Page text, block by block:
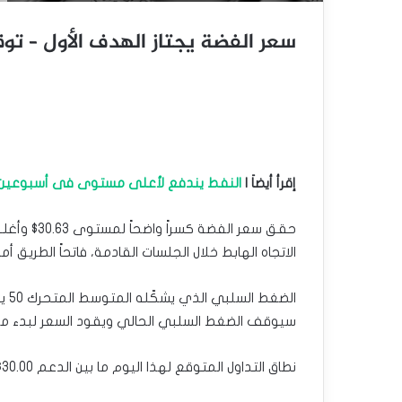
سعر الفضة يجتاز الهدف الأول – توقعات
إقرأ أيضاَ | النفط يندفع لأعلى مستوى فى
حقق سعر
الاتجاه الهابط خلال الجلسات القادمة، فاتحاً الطريق أمام زيارة مستوى 29.63$ الذي
سيوقف الضغط السلبي الحالي ويقود السعر
نطاق التداول المتوقع لهذا اليوم ما بين الدعم 30.00$ والمقاومة 30.85$